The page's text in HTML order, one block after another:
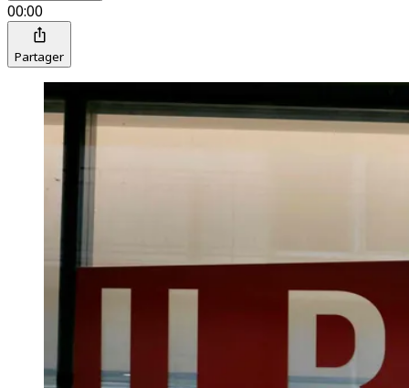
00:00
Partager